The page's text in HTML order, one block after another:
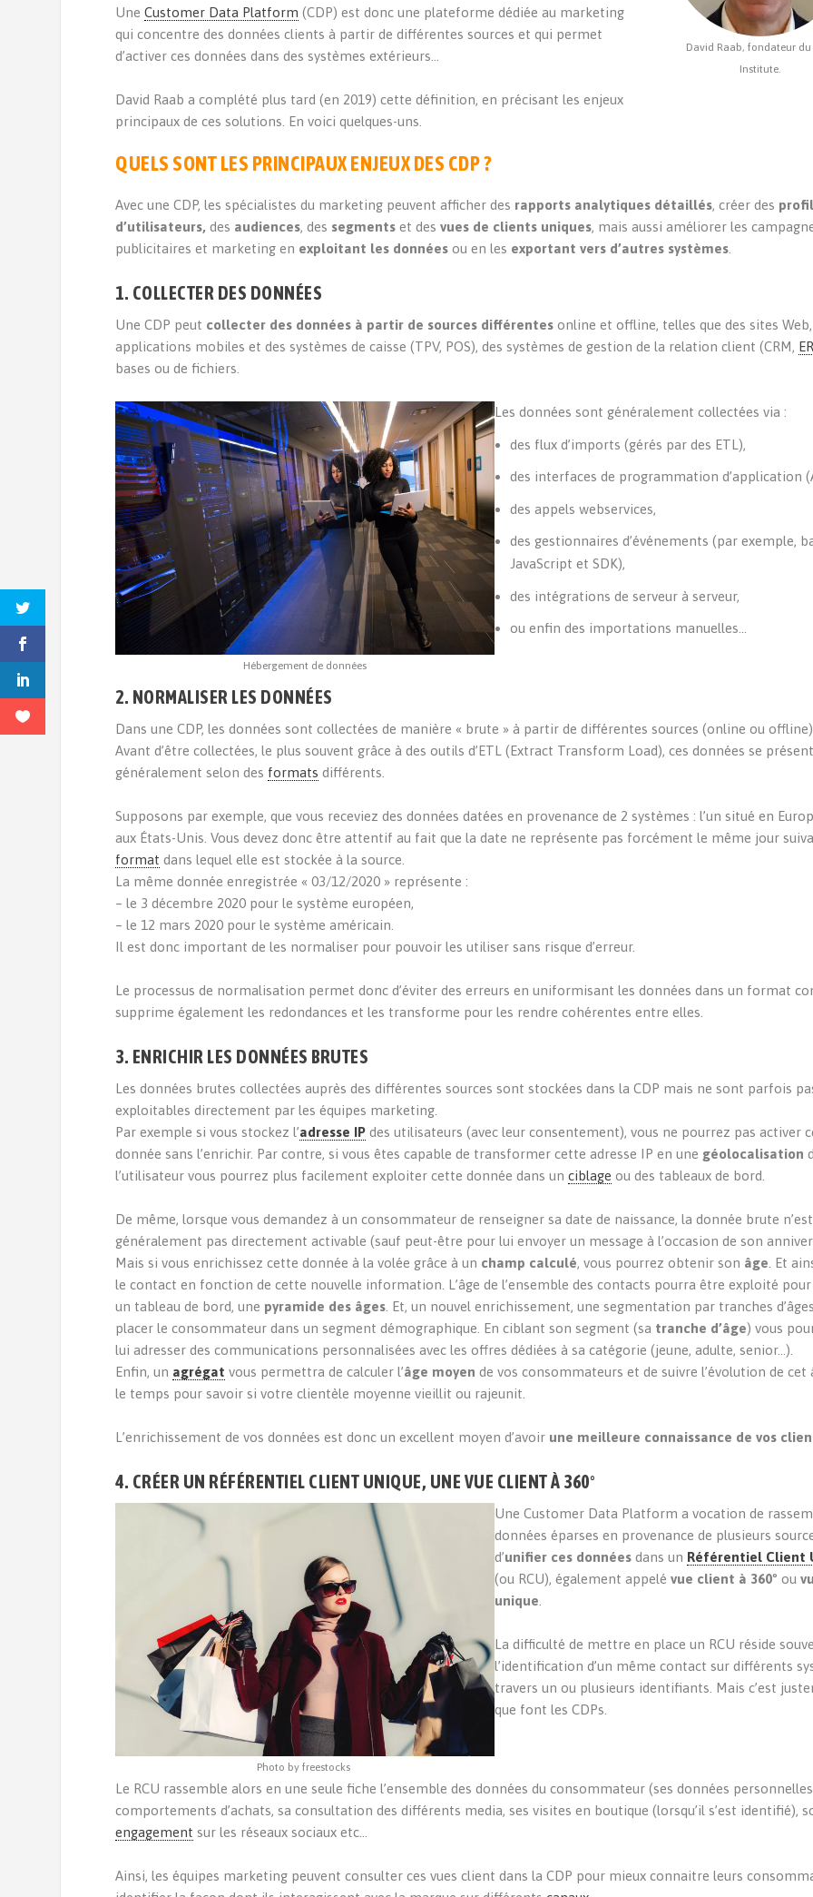
UneCustomer Data Platform (CDP) est donc une plateforme dédiée au marketing
qui concentre des données clients à partir de différentes sources et qui permet
d’activer ces données dans des systèmes extérieurs…
David Raab a complété plus tard (en 2019) cette définition, en précisant les enjeux
principaux de ces solutions. En voici quelques-uns.
David Raab, fondateur du
Institute.
QUELS SONT LES PRINCIPAUX ENJEUX DES CDP ?
Avec une CDP, les spécialistes du marketing peuvent afficher des rapports analytiques détaillés, créer des
d’utilisateurs, des audiences, des segments et des vues de clients uniques, mais aussi améliorer les
publicitaires et marketing en exploitant les données ou en les exportant vers d’autres systèmes
1. COLLECTER DES DONNÉES
Une CDP peut collecter des données à partir de sources différentes online et offline, telles que des sites
applications mobiles et des systèmes de caisse (TPV, POS), des systèmes de gestion de la relation client (CRM,
bases ou de fichiers.
Hébergement de données
Les données sont généralement collectées via :
des flux d’imports (gérés par des ETL),
des interfaces de programmation d’application
des appels webservices,
des gestionnaires d’événements (par exemple,
JavaScript et SDK),
des intégrations de serveur à serveur,
ou enfin des importations manuelles…
2. NORMALISER LES DONNÉES
Dans une CDP, les données sont collectées de manière « brute » à partir de différentes sources (online ou
Avant d’être collectées, le plus souvent grâce à des outils d’ETL (Extract Transform Load), ces données se
généralement selon des formats différents.
Supposons par exemple, que vous receviez des données datées en provenance de 2 systèmes : l’un situé en
aux États-Unis. Vous devez donc être attentif au fait que la date ne représente pas forcément le même jour
format dans lequel elle est stockée à la source.
La même donnée enregistrée « 03/12/2020 » représente :
– le 3 décembre 2020 pour le système européen,
– le 12 mars 2020 pour le système américain.
Il est donc important de les normaliser pour pouvoir les utiliser sans risque d’erreur.
Le processus de normalisation permet donc d’éviter des erreurs en uniformisant les données dans un format
supprime également les redondances et les transforme pour les rendre cohérentes entre elles.
3. ENRICHIR LES DONNÉES BRUTES
Les données brutes collectées auprès des différentes sources sont stockées dans la CDP mais ne sont parfois
exploitables directement par les équipes marketing.
Par exemple si vous stockez l’adresse IP des utilisateurs (avec leur consentement), vous ne pourrez pas activer
donnée sans l’enrichir. Par contre, si vous êtes capable de transformer cette adresse IP en une géolocalisation
l’utilisateur vous pourrez plus facilement exploiter cette donnée dans unciblage ou des tableaux de bord.
De même, lorsque vous demandez à un consommateur de renseigner sa date de naissance, la donnée brute n’est
généralement pas directement activable (sauf peut-être pour lui envoyer un message à l’occasion de son
Mais si vous enrichissez cette donnée à la volée grâce à un champ calculé, vous pourrez obtenir son âge . Et
le contact en fonction de cette nouvelle information. L’âge de l’ensemble des contacts pourra être exploité
un tableau de bord, une pyramide des âges . Et, un nouvel enrichissement, une segmentation par tranches
placer le consommateur dans un segment démographique. En ciblant son segment (sa tranche d’âge) vous
lui adresser des communications personnalisées avec les offres dédiées à sa catégorie (jeune, adulte, senior…).
Enfin, un agrégat vous permettra de calculer l’âge moyen de vos consommateurs et de suivre l’évolution de cet
le temps pour savoir si votre clientèle moyenne vieillit ou rajeunit.
L’enrichissement de vos données est donc un excellent moyen d’avoir une meilleure connaissance de vos
4. CRÉER UN RÉFÉRENTIEL CLIENT UNIQUE, UNE VUE CLIENT À 360°
Photo by freestocks
Une Customer Data Platform a vocation de
données éparses en provenance de plusieurs
d’unifier ces données dans un Référentiel Client
(ou RCU), également appelévue client à 360° ou
unique
La difficulté de mettre en place un RCU réside
l’identification d’un même contact sur différents
travers un ou plusieurs identifiants. Mais c’est
que font les CDPs.
Le RCU rassemble alors en une seule fiche l’ensemble des données du consommateur (ses données
comportements d’achats, sa consultation des différents media, ses visites en boutique (lorsqu’il s’est identifié),
engagement sur les réseaux sociaux etc…
Ainsi, les équipes marketing peuvent consulter ces vues client dans la CDP pour mieux connaitre leurs